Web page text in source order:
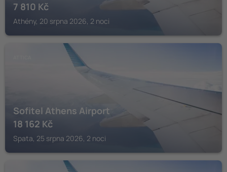
7 810 Kč
Athény, 20 srpna 2026, 2 noci
Sofitel Athens Airport
18 162 Kč
Spata, 25 srpna 2026, 2 noci